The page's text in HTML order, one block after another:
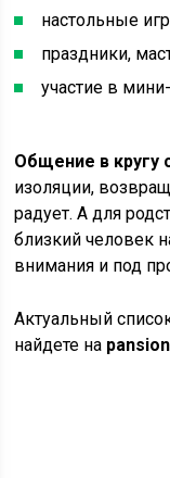
настольные
праздники,
участие в
Общение в кругу
изоляции,
радует. А для
близкий человек
внимания и под
Актуальный
найдете на